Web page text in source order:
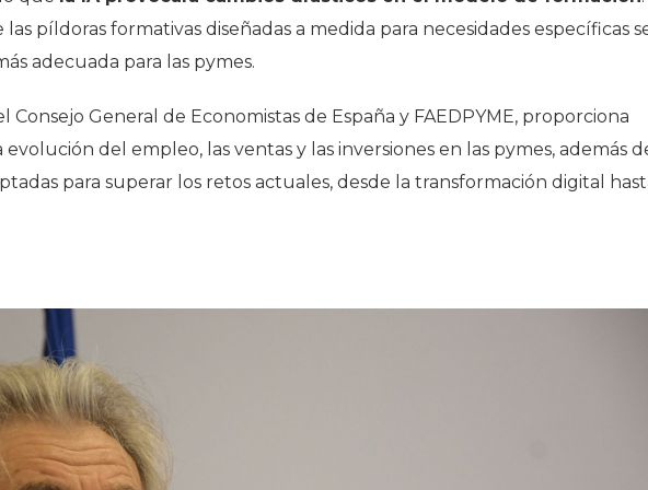
píldoras formativas diseñadas a medida para necesidades específicas
adecuada para las pymes.
Consejo General de Economistas de España y FAEDPYME, proporciona
del empleo, las ventas y las inversiones en las pymes, además
para superar los retos actuales, desde la transformación digital